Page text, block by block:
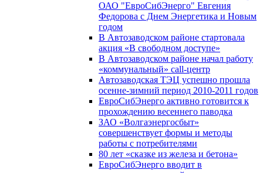
ОАО "ЕвроСибЭнерго" Евгения
Федорова с Днем Энергетика и Новым
годом
В Автозаводском районе стартовала
акция «В свободном доступе»
В Автозаводском районе начал работу
«коммунальный» call-центр
Автозаводская ТЭЦ успешно прошла
осенне-зимний период 2010-2011 годов
ЕвроСибЭнерго активно готовится к
прохождению весеннего паводка
ЗАО «Волгаэнергосбыт»
совершенствует формы и методы
работы с потребителями
80 лет «сказке из железа и бетона»
ЕвроСибЭнерго вводит в